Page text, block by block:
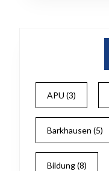
APU (3)
Barkhausen (5)
Bildung(8)